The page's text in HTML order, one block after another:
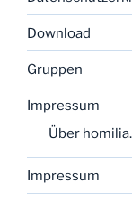
Download
Gruppen
Impressum
Über
Impressum